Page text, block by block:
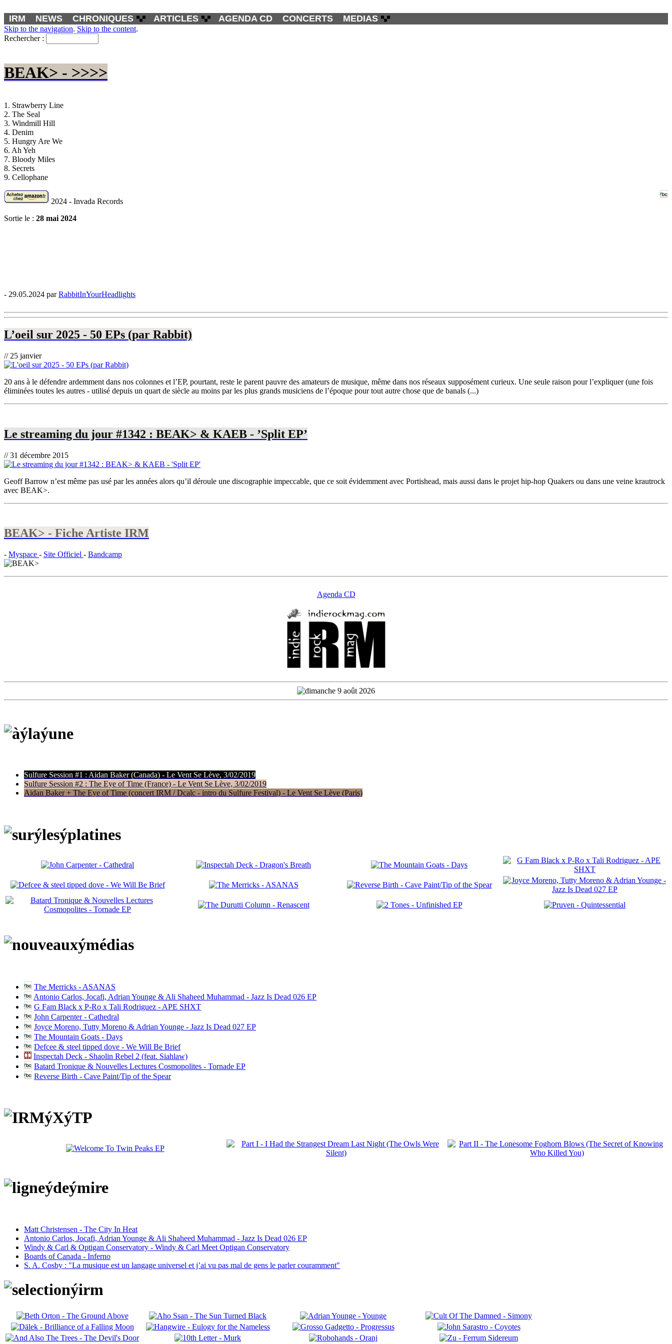
IRM NEWS CHRONIQUES ARTICLES AGENDA CD CONCERTS MEDIAS
Skip to the navigation. Skip to the content.
Rechercher :
BEAK> - >>>>
1. Strawberry Line
2. The Seal
3. Windmill Hill
4. Denim
5. Hungry Are We
6. Ah Yeh
7. Bloody Miles
8. Secrets
9. Cellophane
2024 - Invada Records
Sortie le : 28 mai 2024
- 29.05.2024 parRabbitInYourHeadlights
L’oeil sur 2025 - 50 EPs (par Rabbit)
// 25 janvier
20 ans à le défendre ardemment dans nos colonnes et l’EP, pourtant, reste le parent pauvre des amateurs de musique, même dans nos réseaux supposément curieux. Une seule raison pour l’expliquer (une fois
éliminées toutes les autres - utilisé depuis un quart de siècle au moins par les plus grands musiciens de l’époque pour tout autre chose que de banals (...)
Le streaming du jour #1342 : BEAK> & KAEB - ’Split EP’
// 31 décembre 2015
Geoff Barrow n’est même pas usé par les années alors qu’il déroule une discographie impeccable, que ce soit évidemment avec Portishead, mais aussi dans le projet hip-hop Quakers ou dans une veine krautrock
avec BEAK>.
BEAK> - Fiche Artiste IRM
- Myspace - Site Officiel - Bandcamp
Agenda CD
Sulfure Session #1 : Aidan Baker (Canada) - Le Vent Se Lève, 3/02/2019
Sulfure Session #2 : The Eye of Time (France) - Le Vent Se Lève, 3/02/2019
Aidan Baker + The Eye of Time (concert IRM / Dcalc - intro du Sulfure Festival) - Le Vent Se Lève (Paris)
The Merricks - ASANAS
Antonio Carlos, Jocafi, Adrian Younge & Ali Shaheed Muhammad - Jazz Is Dead 026 EP
G Fam Black x P-Ro x Tali Rodriguez - APE SHXT
John Carpenter - Cathedral
Joyce Moreno, Tutty Moreno & Adrian Younge - Jazz Is Dead 027 EP
The Mountain Goats - Days
Defcee & steel tipped dove - We Will Be Brief
Inspectah Deck - Shaolin Rebel 2 (feat. Siahlaw)
Batard Tronique & Nouvelles Lectures Cosmopolites - Tornade EP
Reverse Birth - Cave Paint/Tip of the Spear
Matt Christensen - The City In Heat
Antonio Carlos, Jocafi, Adrian Younge & Ali Shaheed Muhammad - Jazz Is Dead 026 EP
Windy & Carl & Optigan Conservatory - Windy & Carl Meet Optigan Conservatory
Boards of Canada - Inferno
S. A. Cosby : "La musique est un langage universel et j’ai vu pas mal de gens le parler couramment"